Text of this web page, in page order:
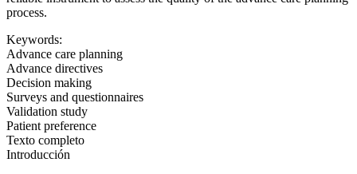
process.
Keywords:
Advance care planning
Advance directives
Decision making
Surveys and questionnaires
Validation study
Patient preference
Texto completo
Introducción